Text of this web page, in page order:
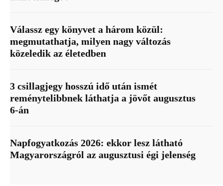
Válassz egy könyvet a három közül:
megmutathatja, milyen nagy változás
közeledik az életedben
3 csillagjegy hosszú idő után ismét
reménytelibbnek láthatja a jövőt augusztus
6-án
Napfogyatkozás 2026: ekkor lesz látható
Magyarországról az augusztusi égi jelenség